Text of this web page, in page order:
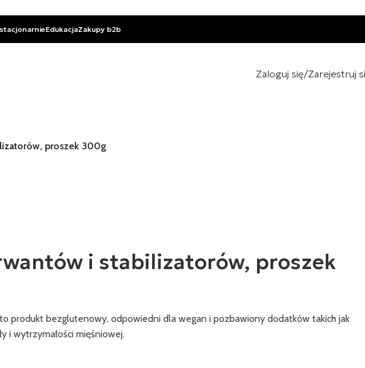
EdukacjaZakupy b2b
Zaloguj się/Zarejestruj
proszek 300g
i stabilizatorów, proszek
produkt bezglutenowy, odpowiedni dla wegan i pozbawiony dodatków takich jak
i wytrzymałości mięśniowej.